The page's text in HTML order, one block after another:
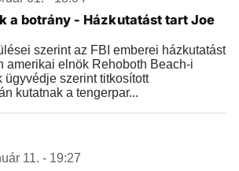
a botrány - Házkutatást tart Joe
szerint az FBI emberei házkutatást
amerikai elnök Rehoboth Beach-i
ügyvédje szerint titkosított
kutatnak a tengerpar...
11. - 19:27